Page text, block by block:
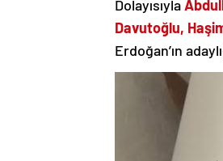
Dolayısıyla
Davutoğlu,
Erdoğan’ın